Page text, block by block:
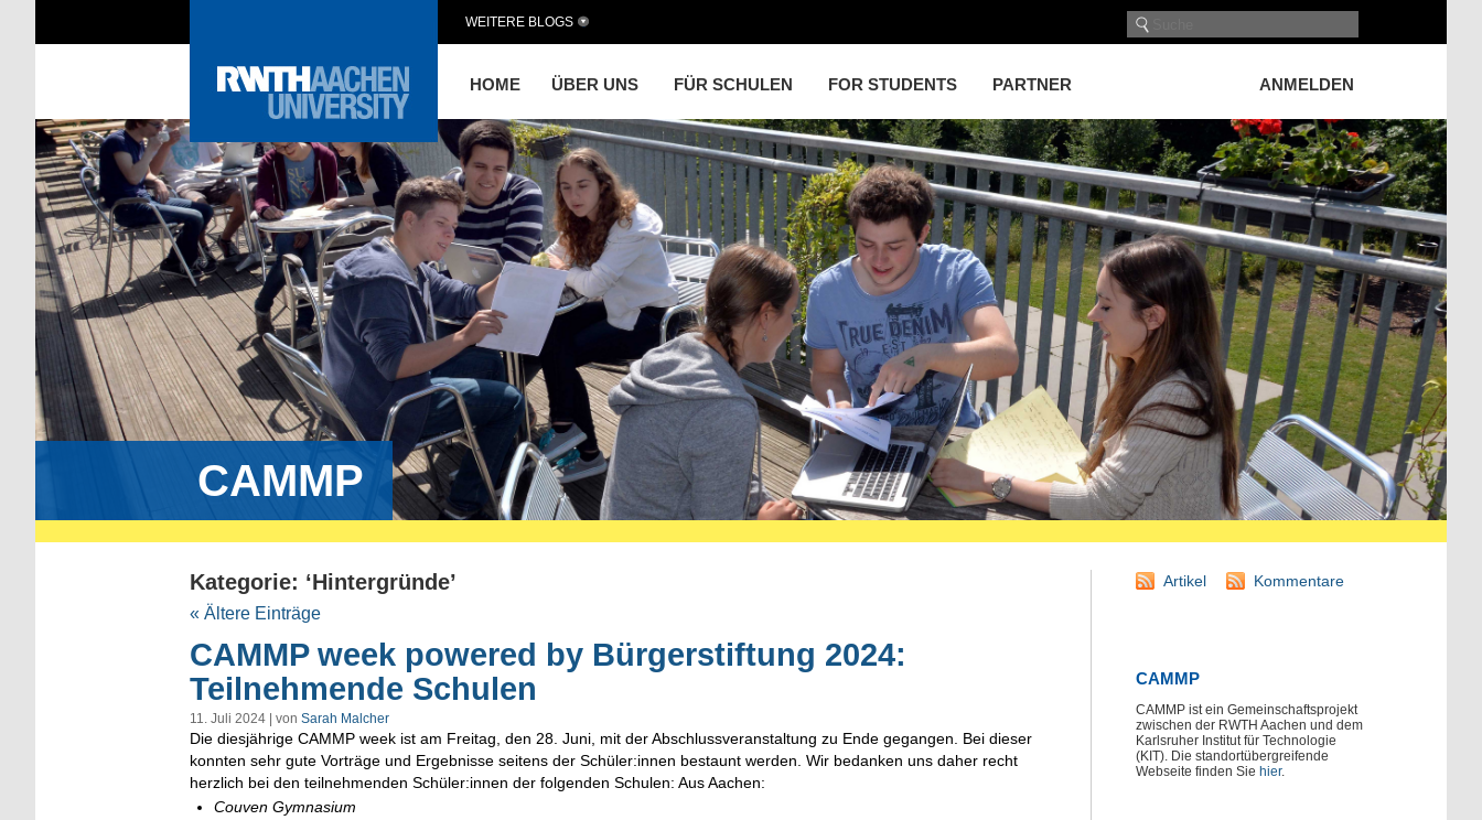
HOME ÜBER UNS FÜR SCHULEN FOR STUDENTS PARTNER ANMELDEN
WEITERE BLOGS
CAMMP
Kategorie: ‘Hintergründe’
« Ältere Einträge
CAMMP week powered by Bürgerstiftung 2024:
Teilnehmende Schulen
11. Juli 2024 | von Sarah Malcher
Die diesjährige CAMMP week ist am Freitag, den 28. Juni, mit der Abschlussveranstaltung zu Ende gegangen. Bei dieser
konnten sehr gute Vorträge und Ergebnisse seitens der Schüler:innen bestaunt werden. Wir bedanken uns daher recht
herzlich bei den teilnehmenden Schüler:innen der folgenden Schulen: Aus Aachen:
Couven Gymnasium
Artikel Kommentare
CAMMP
CAMMP ist ein Gemeinschaftsprojekt
zwischen der RWTH Aachen und dem
Karlsruher Institut für Technologie
(KIT). Die standortübergreifende
Webseite finden Sie hier.